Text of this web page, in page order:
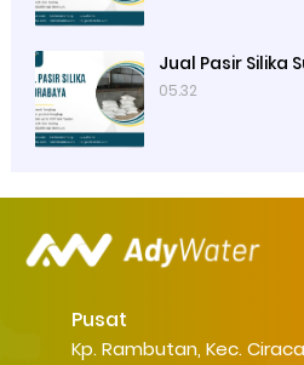
Jual Pasir Silika
05.32
Pusat
Kp. Rambutan, Kec.